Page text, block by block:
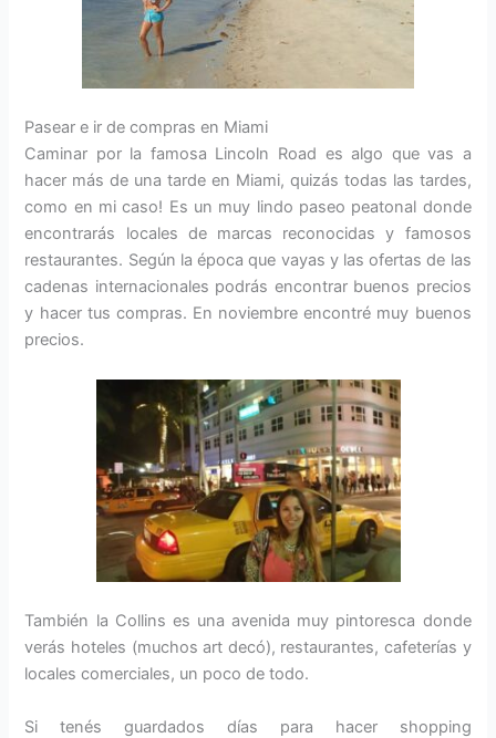
Pasear e ir de compras en Miami
Caminar por la famosa Lincoln Road es algo que vas a
hacer más de una tarde en Miami, quizás todas las tardes,
como en mi caso! Es un muy lindo paseo peatonal donde
encontrarás locales de marcas reconocidas y famosos
restaurantes. Según la época que vayas y las ofertas de las
cadenas internacionales podrás encontrar buenos precios
y hacer tus compras. En noviembre encontré muy buenos
precios.
También la Collins es una avenida muy pintoresca donde
verás hoteles (muchos art decó), restaurantes, cafeterías y
locales comerciales, un poco de todo.
Si tenés guardados días para hacer shopping